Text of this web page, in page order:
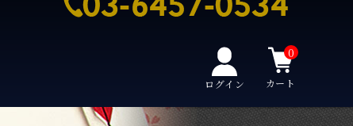
ログイン カート
0